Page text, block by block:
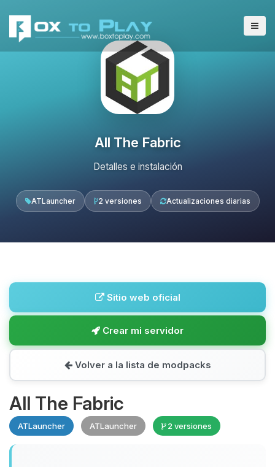
All The Fabric
Detalles e instalación
ATLauncher 2 versiones Actualizaciones diarias
Sitio web oficial
Crear mi servidor
Volver a la lista de modpacks
All The Fabric
ATLauncher ATLauncher 2 versiones